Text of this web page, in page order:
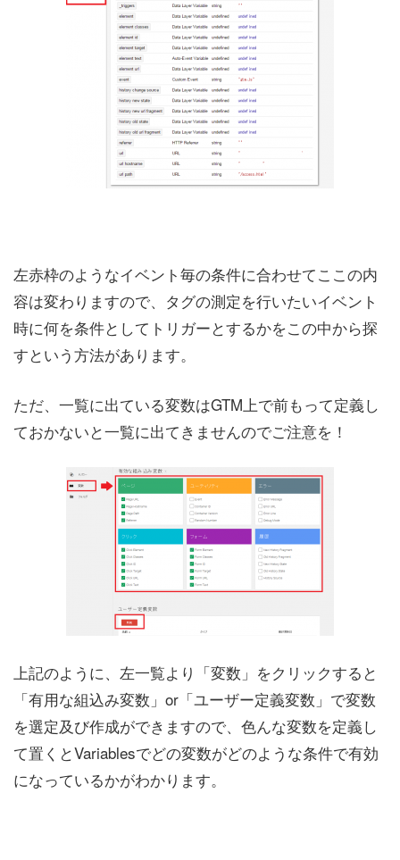
左赤枠のようなイベント毎の条件に合わせてここの内
容は変わりますので、タグの測定を行いたいイベント
時に何を条件としてトリガーとするかをこの中から探
すという方法があります。
ただ、一覧に出ている変数はGTM上で前もって定義し
ておかないと一覧に出てきませんのでご注意を！
上記のように、左一覧より「変数」をクリックすると
「有用な組込み変数」or「ユーザー定義変数」で変数
を選定及び作成ができますので、色んな変数を定義し
て置くとVariablesでどの変数がどのような条件で有効
になっているかがわかります。